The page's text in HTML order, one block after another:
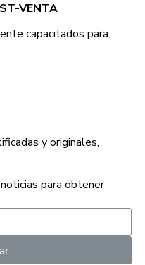
VENTA
capacitados para
y originales,
para obtener